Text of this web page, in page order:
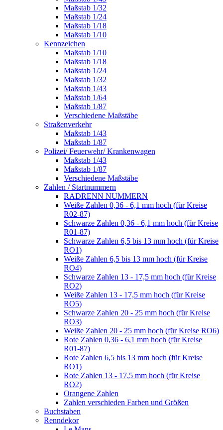
Maßstab 1/32
Maßstab 1/24
Maßstab 1/18
Maßstab 1/10
Kennzeichen
Maßstab 1/10
Maßstab 1/18
Maßstab 1/24
Maßstab 1/32
Maßstab 1/43
Maßstab 1/64
Maßstab 1/87
Verschiedene Maßstäbe
Straßenverkehr
Maßstab 1/43
Maßstab 1/87
Polizei/ Feuerwehr/ Krankenwagen
Maßstab 1/43
Maßstab 1/87
Verschiedene Maßstäbe
Zahlen / Startnummern
RADRENN NUMMERN
Weiße Zahlen 0,36 - 6,1 mm hoch (für Kreise
R02-87)
Schwarze Zahlen 0,36 - 6,1 mm hoch (für Kreise
R01-87)
Schwarze Zahlen 6,5 bis 13 mm hoch (für Kreise
RO1)
Weiße Zahlen 6,5 bis 13 mm hoch (für Kreise
RO4)
Schwarze Zahlen 13 - 17,5 mm hoch (für Kreise
RO2)
Weiße Zahlen 13 - 17,5 mm hoch (für Kreise
RO5)
Schwarze Zahlen 20 - 25 mm hoch (für Kreise
RO3)
Weiße Zahlen 20 - 25 mm hoch (für Kreise RO6)
Rote Zahlen 0,36 - 6,1 mm hoch (für Kreise
R01-87)
Rote Zahlen 6,5 bis 13 mm hoch (für Kreise
RO1)
Rote Zahlen 13 - 17,5 mm hoch (für Kreise
RO2)
Orangene Zahlen
Zahlen verschieden Farben und Größen
Buchstaben
Renndekor